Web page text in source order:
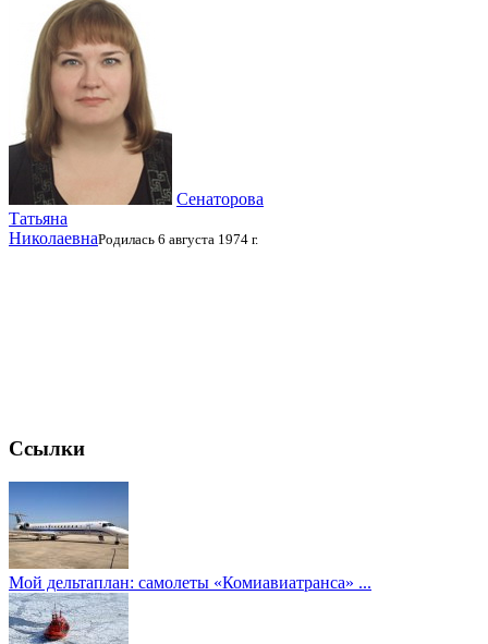
Сенаторова
Татьяна
НиколаевнаРодилась 6 августа 1974 г.
Ссылки
Мой дельтаплан: самолеты «Комиавиатранса» ...